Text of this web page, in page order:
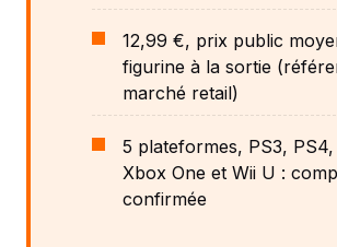
12,99 €, prix public
figurine à la sortie
marché retail)
5 plateformes, PS3,
Xbox One et Wii U :
confirmée